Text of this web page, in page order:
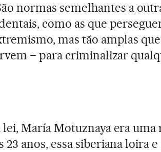
normas semelhantes a
como as que
mas tão amplas
– para criminalizar
María Motuznaya era uma
23 anos, essa siberiana loira